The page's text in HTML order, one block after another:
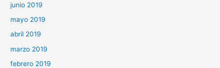
junio 2019
mayo 2019
abril 2019
marzo 2019
febrero 2019